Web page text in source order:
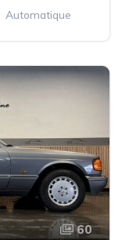
Automatique
60